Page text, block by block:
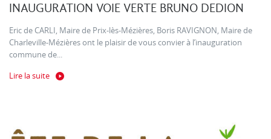
INAUGURATION VOIE VERTE BRUNO DEDION
Eric de CARLI, Maire de Prix-lès-Mézières, Boris RAVIGNON, Maire de
Charleville-Mézières ont le plaisir de vous convier à l’inauguration
commune de...
Lire la suite